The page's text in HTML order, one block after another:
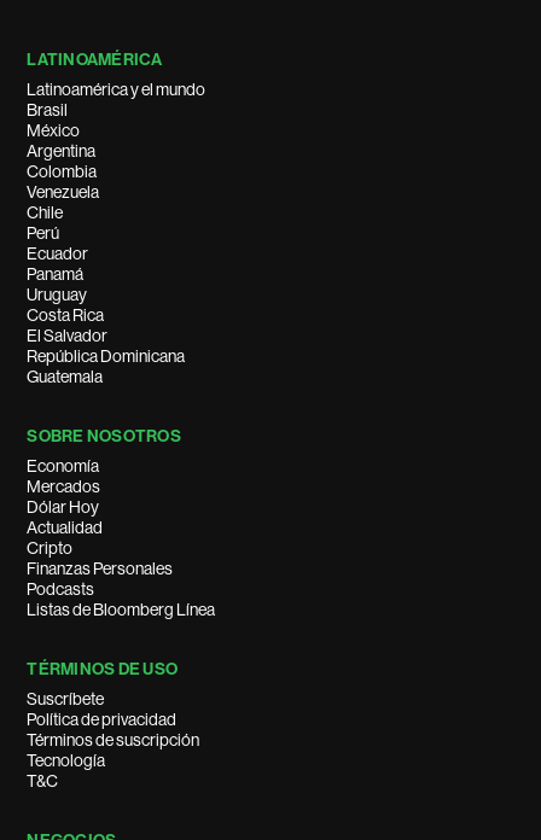
LATINOAMÉRICA
Latinoamérica y el mundo
Brasil
México
Argentina
Colombia
Venezuela
Chile
Perú
Ecuador
Panamá
Uruguay
Costa Rica
El Salvador
República Dominicana
Guatemala
SOBRE NOSOTROS
Economía
Mercados
Dólar Hoy
Actualidad
Cripto
Finanzas Personales
Podcasts
Listas de Bloomberg Línea
TÉRMINOS DE USO
Suscríbete
Política de privacidad
Términos de suscripción
Tecnología
T&C